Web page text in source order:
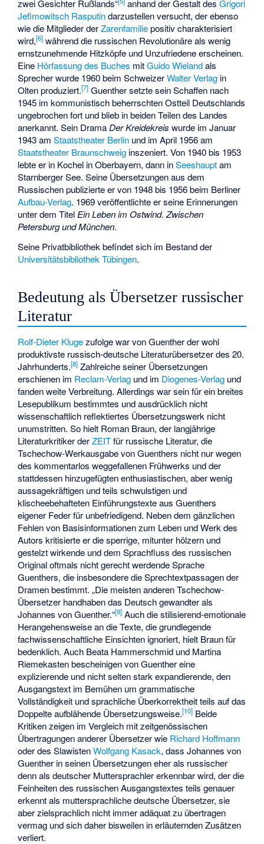
zwei Gesichter Rußlands“ anhand der Gestalt desGrigori
Jefimowitsch Rasputindarzustellen versucht, der ebenso
wie die Mitglieder derZarenfamiliepositiv charakterisiert
wird,[6] während die russischen Revolutionäre als wenig
ernstzunehmende Hitzköpfe und Unzufriedene erscheinen.
Eine Hörfassung des Buches mitGuido Wielandals
Sprecher wurde 1960 beim SchweizerWalter Verlag in
Olten produziert.[7] Guenther setzte sein Schaffen nach
1945 im kommunistisch beherrschten Ostteil Deutschlands
ungebrochen fort und blieb in beiden Teilen des Landes
anerkannt. Sein DramaDer Kreidekreis wurde im Januar
1943 amStaatstheater Berlin und im April 1956 am
Staatstheater Braunschweig inszeniert. Von 1940 bis 1953
lebte er in Kochel in Oberbayern, dann inSeeshauptam
Starnberger See. Seine Übersetzungen aus dem
Russischen publizierte er von 1948 bis 1956 beim Berliner
Aufbau-Verlag. 1969 veröffentlichte er seine Erinnerungen
unter dem Titel Ein Leben im Ostwind. Zwischen
Petersburg und München.
Seine Privatbibliothek befindet sich im Bestand der
Universitätsbibliothek Tübingen.
Bedeutung als Übersetzer russischer
Literatur
Rolf-Dieter Klugezufolge war von Guenther der wohl
produktivste russisch-deutsche Literaturübersetzer des 20.
Jahrhunderts.[8] Zahlreiche seiner Übersetzungen
erschienen im Reclam-Verlag und im Diogenes-Verlag und
fanden weite Verbreitung. Allerdings war sein für ein breites
Lesepublikum bestimmtes und ausdrücklich nicht
wissenschaftlich reflektiertes Übersetzungswerk nicht
unumstritten. So hielt Roman Braun, der langjährige
Literaturkritiker derZEITfür russische Literatur, die
Tschechow-Werkausgabe von Guenthers nicht nur wegen
des kommentarlos weggefallenen Frühwerks und der
stattdessen hinzugefügten enthusiastischen, aber wenig
aussagekräftigen und teils schwulstigen und
klischeebehafteten Einführungstexte aus Guenthers
eigener Feder für unbefriedigend. Neben dem gänzlichen
Fehlen von Basisinformationen zum Leben und Werk des
Autors kritisierte er die sperrige, mitunter hölzern und
gestelzt wirkende und dem Sprachfluss des russischen
Original oftmals nicht gerecht werdende Sprache
Guenthers, die insbesondere die Sprechtextpassagen der
Dramen bestimmt. „Die meisten anderen Tschechow-
Übersetzer handhaben das Deutsch gewandter als
Johannes von Guenther.“[9] Auch die stilisierend-emotionale
Herangehensweise an die Texte, die grundlegende
fachwissenschaftliche Einsichten ignoriert, hielt Braun für
bedenklich. Auch Beata Hammerschmid und Martina
Riemekasten bescheinigen von Guenther eine
explizierende und nicht selten stark expandierende, den
Ausgangstext im Bemühen um grammatische
Vollständigkeit und sprachliche Überkorrektheit teils auf das
Doppelte aufblähende Übersetzungsweise.[10] Beide
Kritiken zeigen im Vergleich mit zeitgenössischen
Übertragungen anderer Übersetzer wie Richard Hoffmann
oder des SlawistenWolfgang Kasack, dass Johannes von
Guenther in seinen Übersetzungen eher als russischer
denn als deutscher Muttersprachler erkennbar wird, der die
Feinheiten des russischen Ausgangstextes teils genauer
erkennt als muttersprachliche deutsche Übersetzer, sie
aber zielsprachlich nicht immer adäquat zu übertragen
vermag und sich daher bisweilen in erläuternden Zusätzen
verliert.